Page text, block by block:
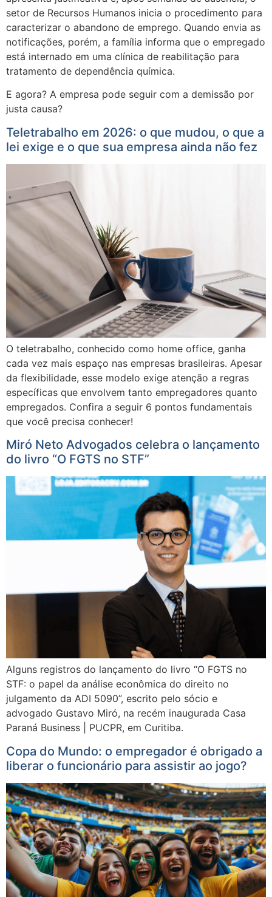
setor de Recursos Humanos inicia o procedimento para
caracterizar o abandono de emprego. Quando envia as
notificações, porém, a família informa que o empregado
está internado em uma clínica de reabilitação para
tratamento de dependência química.
E agora? A empresa pode seguir com a demissão por
justa causa?
Teletrabalho em 2026: o que mudou, o que a
lei exige e o que sua empresa ainda não fez
O teletrabalho, conhecido como home office, ganha
cada vez mais espaço nas empresas brasileiras. Apesar
da flexibilidade, esse modelo exige atenção a regras
específicas que envolvem tanto empregadores quanto
empregados. Confira a seguir 6 pontos fundamentais
que você precisa conhecer!
Miró Neto Advogados celebra o lançamento
do livro “O FGTS no STF”
Alguns registros do lançamento do livro “O FGTS no
STF: o papel da análise econômica do direito no
julgamento da ADI 5090”, escrito pelo sócio e
advogado Gustavo Miró, na recém inaugurada Casa
Paraná Business | PUCPR, em Curitiba.
Copa do Mundo: o empregador é obrigado a
liberar o funcionário para assistir ao jogo?